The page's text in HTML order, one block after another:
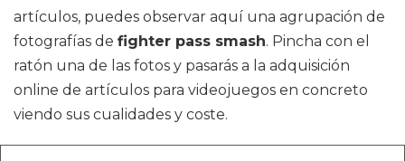
artículos, puedes observar aquí una agrupación de
fotografías de fighter pass smash. Pincha con el
ratón una de las fotos y pasarás a la adquisición
online de artículos para videojuegos en concreto
viendo sus cualidades y coste.